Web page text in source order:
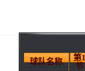
球队名称
第
节